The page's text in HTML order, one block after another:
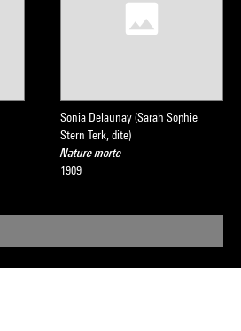
Sonia Delaunay (Sarah Sophie
Stern Terk, dite)
Nature morte
1909